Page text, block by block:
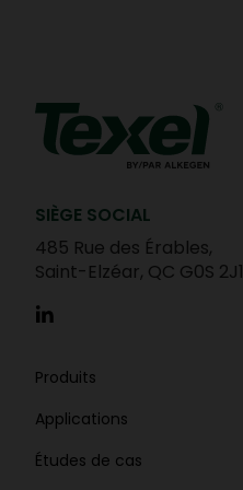
SIÈGE SOCIAL
485 Rue des Érables,
Saint-Elzéar, QC G0S 2J1
Produits
Applications
Études de cas